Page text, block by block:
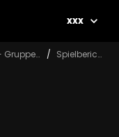
xxx
Hauptrunde - Gruppe A Spielbericht